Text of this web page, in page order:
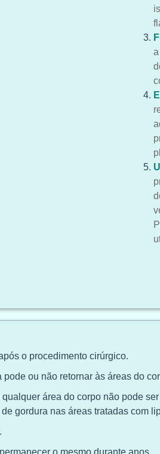
o procedimento cirúrgico.
ou não retornar às áreas do
área do corpo não pode
gordura nas áreas tratadas com
o mesmo durante anos.